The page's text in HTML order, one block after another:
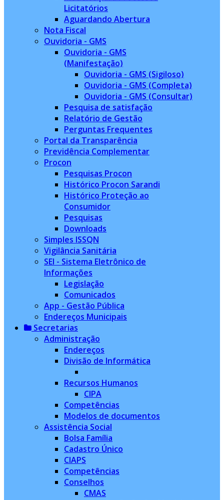
Licitatórios
Aguardando Abertura
Nota Fiscal
Ouvidoria - GMS
Ouvidoria - GMS
(Manifestação)
Ouvidoria - GMS (Sigiloso)
Ouvidoria - GMS (Completa)
Ouvidoria - GMS (Consultar)
Pesquisa de satisfação
Relatório de Gestão
Perguntas Frequentes
Portal da Transparência
Previdência Complementar
Procon
Pesquisas Procon
Histórico Procon Sarandi
Histórico Proteção ao
Consumidor
Pesquisas
Downloads
Simples ISSQN
Vigilância Sanitária
SEI - Sistema Eletrônico de
Informações
Legislação
Comunicados
App - Gestão Pública
Endereços Municipais
Secretarias
Administração
Endereços
Divisão de Informática
Recursos Humanos
CIPA
Competências
Modelos de documentos
Assistência Social
Bolsa Família
Cadastro Único
CIAPS
Competências
Conselhos
CMAS